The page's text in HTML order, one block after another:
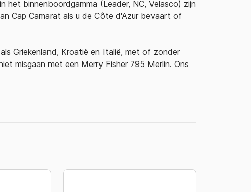
binnenboordgamma (Leader, NC, Velasco) zijn
Cap Camarat als u de Côte d'Azur bevaart of
Griekenland, Kroatië en Italië, met of zonder
misgaan met een Merry Fisher 795 Merlin. Ons